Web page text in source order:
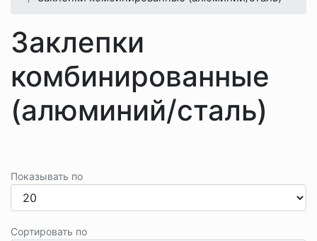
Заклепки
комбинированные
(алюминий/сталь)
Показывать по
Сортировать по